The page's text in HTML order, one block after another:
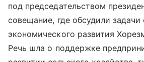
под председательством
совещание, где обсудили
экономического развития
Речь шла о поддержке